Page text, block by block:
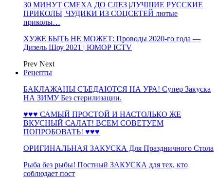
30 МИНУТ СМЕХА ДО СЛЕЗ |ЛУЧШИЕ РУССКИЕ
ПРИКОЛЫ| ЧУДИКИ ИЗ СОЦСЕТЕЙ лютые
приколы…
ХУЖЕ БЫТЬ НЕ МОЖЕТ: Проводы 2020-го года —
Дизель Шоу 2021 | ЮМОР ICTV
Prev Next
Рецепты
БАКЛАЖАНЫ СЪЕДАЮТСЯ НА УРА! Супер Закуска
НА ЗИМУ Без стерилизации.
♥♥♥ САМЫЙ ПРОСТОЙ И НАСТОЛЬКО ЖЕ
ВКУСНЫЙ САЛАТ! ВСЕМ СОВЕТУЕМ
ПОПРОБОВАТЬ! ♥♥♥
ОРИГИНАЛЬНАЯ ЗАКУСКА Для Праздничного Стола
Рыба без рыбы! Постный ЗАКУСКА для тех, кто
соблюдает пост